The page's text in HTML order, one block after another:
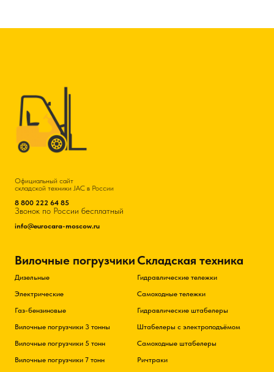
Официальный сайт
складской техники JAC в России
8 800 222 64 85
Звонок по России бесплатный
info@eurocara-moscow.ru
Вилочные погрузчики
Дизельные
Электрические
Газ-бензиновые
Вилочные погрузчики 3 тонны
Вилочные погрузчики 5 тонн
Вилочные погрузчики 7 тонн
Складская техника
Гидравлические тележки
Самоходные тележки
Гидравлические штабелеры
Штабелеры с электроподъёмом
Самоходные штабелеры
Ричтраки